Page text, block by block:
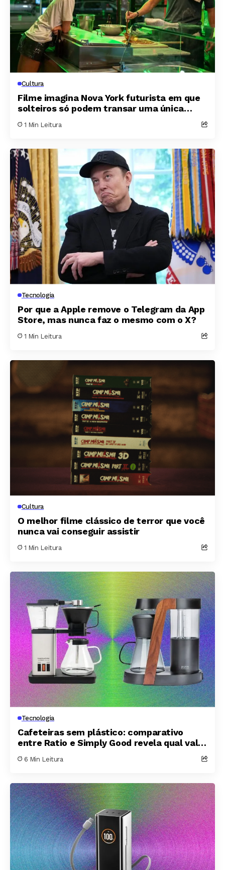
Cultura
Filme imagina Nova York futurista em que
solteiros só podem transar uma única
1 Min Leitura
Tecnologia
Por que a Apple remove o Telegram da App
Store, mas nunca faz o mesmo com o X?
1 Min Leitura
Cultura
O melhor filme clássico de terror que você
nunca vai conseguir assistir
1 Min Leitura
Tecnologia
Cafeteiras sem plástico: comparativo
entre Ratio e Simply Good revela qual vale
6 Min Leitura